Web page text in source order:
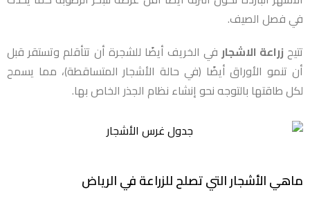
في فصل الصيف.
تتيح زراعة الاشجار في الخريف أيضًا للشجرة أن تتأقلم وتستقر قبل
أن تنمو الأوراق أيضًا (في حالة الأشجار المتساقطة)، مما يسمح
لكل طاقتها بالتوجه نحو إنشاء نظام الجذر الخاص بها.
ماهي الأشجار التي تصلحللزراعة في الرياض